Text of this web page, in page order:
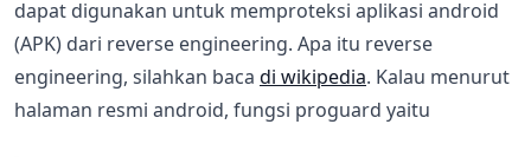
dapat digunakan untuk memproteksi aplikasi android
(APK) dari reverse engineering. Apa itu reverse
engineering, silahkan baca di wikipedia. Kalau menurut
halaman resmi android, fungsi proguard yaitu